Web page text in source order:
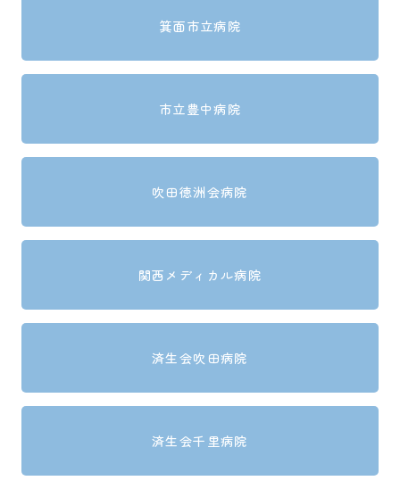
箕面市立病院
市立豊中病院
吹田徳洲会病院
関西メディカル病院
済生会吹田病院
済生会千里病院